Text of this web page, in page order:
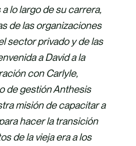
lo largo de su carrera,
de las organizaciones
sector privado y de las
a David a la
con Carlyle,
de gestión Anthesis
misión de capacitar a
hacer la transición
de la vieja era a los